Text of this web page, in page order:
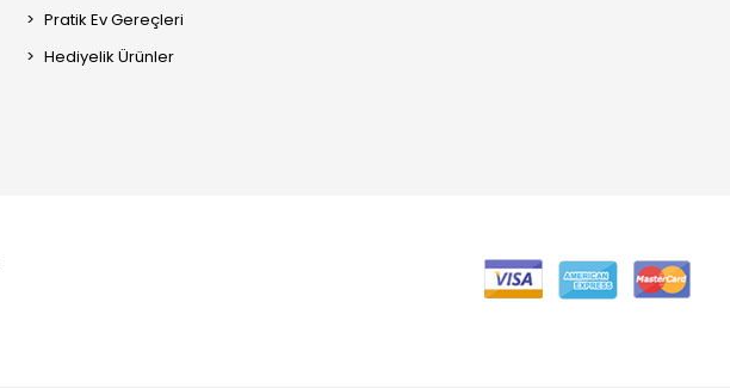
Pratik Ev Gereçleri
Hediyelik Ürünler